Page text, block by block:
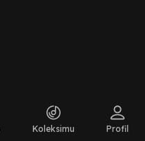
Koleksimu Profil